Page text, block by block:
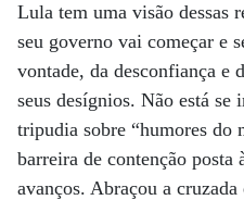
Lula tem uma visão dessas
seu governo vai começar e
vontade, da desconfiança e
seus desígnios. Não está
tripudia sobre “humores do
barreira de contenção posta
avanços. Abraçou a